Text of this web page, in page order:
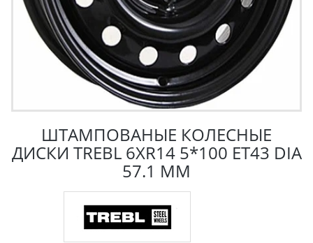
ШТАМПОВАНЫЕ КОЛЕСНЫЕ
ДИСКИ TREBL 6XR14 5*100 ET43 DIA
57.1 ММ